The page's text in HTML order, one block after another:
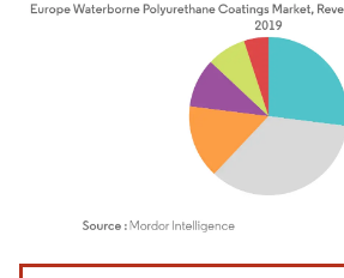
画像 © Mordor Intelligence。再利用にはCC BY